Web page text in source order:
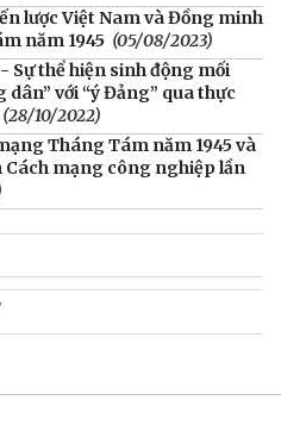
lược Việt Nam và Đồng minh
năm 1945 (05/08/2023)
Sự thể hiện sinh động mối
với “ý Đảng” qua thực
(28/10/2022)
Tháng Tám năm 1945 và
mạng công nghiệp lần